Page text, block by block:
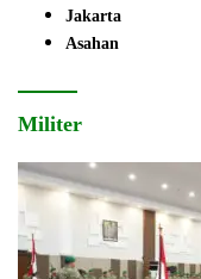
Jakarta
Asahan
Militer